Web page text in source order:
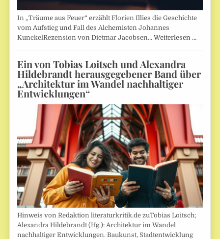
In „Träume aus Feuer“ erzählt Florien Illies die Geschichte
vom Aufstieg und Fall des Alchemisten Johannes
KunckelRezension von Dietmar Jacobsen…Weiterlesen …
Ein von Tobias Loitsch und Alexandra
Hildebrandt herausgegebener Band über
„Architektur im Wandel nachhaltiger
Entwicklungen“
Hinweis von Redaktion literaturkritik.de zuTobias Loitsch;
Alexandra Hildebrandt (Hg.): Architektur im Wandel
nachhaltiger Entwicklungen. Baukunst, Stadtentwicklung